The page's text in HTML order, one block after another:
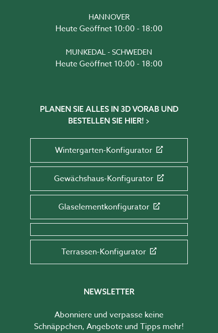
HANNOVER
Heute Geöffnet 10:00 - 18:00
MUNKEDAL - SCHWEDEN
Heute Geöffnet 10:00 - 18:00
PLANEN SIE ALLES IN 3D VORAB UND
BESTELLEN SIE HIER!
Wintergarten-Konfigurator
Gewächshaus-Konfigurator
Glaselementkonfigurator
Terrassen-Konfigurator
NEWSLETTER
Abonniere und verpasse keine
Schnäppchen, Angebote und Tipps mehr!